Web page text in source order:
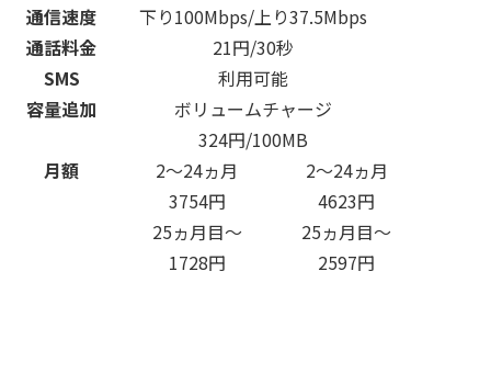
通信速度
下り100Mbps/上り37.5Mbps
通話料金
21円/30秒
SMS
利用可能
容量追加
ボリュームチャージ
324円/100MB
月額
2～24ヵ月
3754円
2～24ヵ月
4623円
25ヵ月目～
1728円
25ヵ月目～
2597円